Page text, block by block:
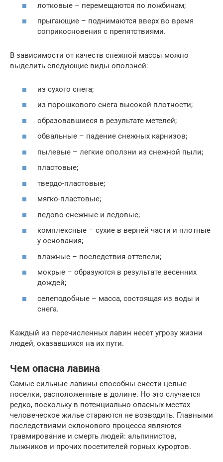
лотковые – перемещаются по ложбинам;
прыгающие – поднимаются вверх во время
соприкосновения с препятствиями.
В зависимости от качеств снежной массы можно
выделить следующие виды оползней:
из сухого снега;
из порошкового снега высокой плотности;
образовавшиеся в результате метелей;
обвальные – падение снежных карнизов;
пылевые – легкие оползни из снежной пыли;
пластовые;
твердо-пластовые;
мягко-пластовые;
ледово-снежные и ледовые;
комплексные – сухие в верней части и плотные
у основания;
влажные – последствия оттепели;
мокрые – образуются в результате весенних
дождей;
селеподобные – масса, состоящая из воды и
снега.
Каждый из перечисленных лавин несет угрозу жизни
людей, оказавшихся на их пути.
Чем опасна лавина
Самые сильные лавины способны снести целые
поселки, расположенные в долине. Но это случается
редко, поскольку в потенциально опасных местах
человеческое жилье стараются не возводить. Главными
последствиями склонового процесса являются
травмирование и смерть людей: альпинистов,
лыжников и прочих посетителей горных курортов.